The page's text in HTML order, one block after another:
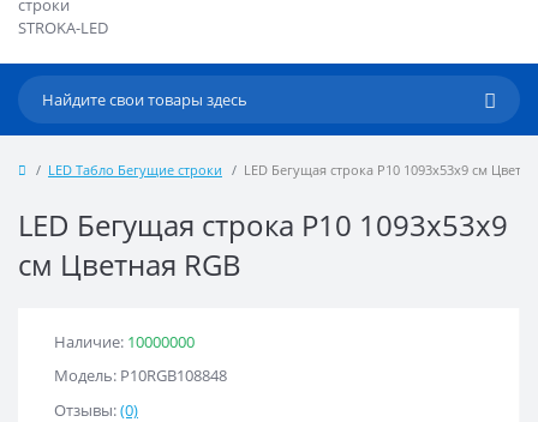
LED Табло Бегущие строки LED Бегущая строка Р10 1093x53x9 см
LED Бегущая строка Р10 1093x53x9
см Цветная RGB
Наличие: 10000000
Модель: Р10RGB108848
Отзывы:(0)